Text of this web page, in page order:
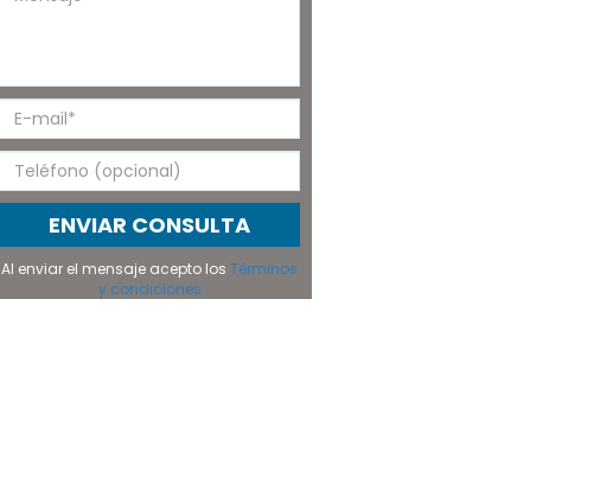
ENVIAR CONSULTA
Al enviar el mensaje acepto losTérminos
y condiciones